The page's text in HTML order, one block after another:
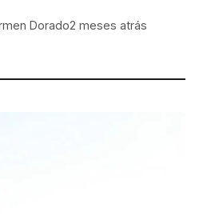
Dorado2 meses atrás